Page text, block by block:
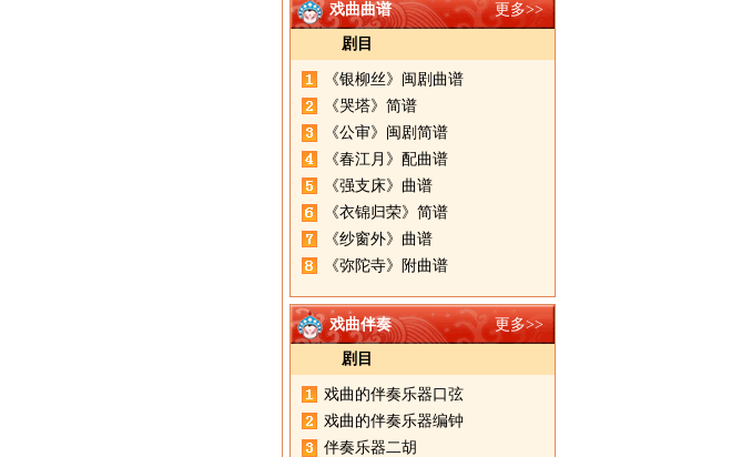
更多>>
戏曲曲谱
剧目
《银柳丝》闽剧曲谱
《哭塔》简谱
《公审》闽剧简谱
《春江月》配曲谱
《强支床》曲谱
《衣锦归荣》简谱
《纱窗外》曲谱
《弥陀寺》附曲谱
更多>>
戏曲伴奏
剧目
戏曲的伴奏乐器口弦
戏曲的伴奏乐器编钟
伴奏乐器二胡